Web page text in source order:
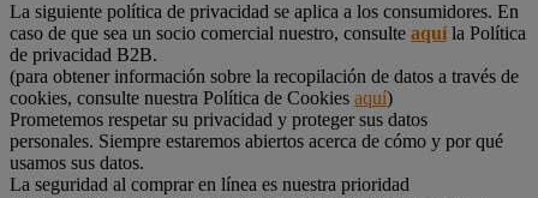
La siguiente política de privacidad se aplica a los consumidores. En
caso de que sea un socio comercial nuestro, consulte aquíla Política
de privacidad B2B.
(para obtener información sobre la recopilación de datos a través de
cookies, consulte nuestra Política de Cookies aquí)
Prometemos respetar su privacidad y proteger sus datos
personales. Siempre estaremos abiertos acerca de cómo y por qué
usamos sus datos.
La seguridad al comprar en línea es nuestra prioridad